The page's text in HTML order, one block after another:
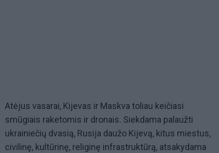
Atėjus vasarai, Kijevas ir Maskva toliau keičiasi
smūgiais raketomis ir dronais. Siekdama palaužti
ukrainiečių dvasią, Rusija daužo Kijevą, kitus miestus,
civilinę, kultūrinę, religinę infrastruktūrą, atsakydama